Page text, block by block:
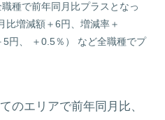
種で前年同月比プラスとなっ
比増減額＋6円、増減率＋
円、 ＋0.5％） など全職種でプ
のエリアで前年同月比、